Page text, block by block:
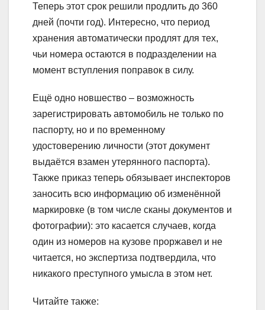
Теперь этот срок решили продлить до 360
дней (почти год). Интересно, что период
хранения автоматически продлят для тех,
чьи номера остаются в подразделении на
момент вступления поправок в силу.
Ещё одно новшество – возможность
зарегистрировать автомобиль не только по
паспорту, но и по временному
удостоверению личности (этот документ
выдаётся взамен утерянного паспорта).
Также приказ теперь обязывает инспекторов
заносить всю информацию об изменённой
маркировке (в том числе сканы документов и
фотографии): это касается случаев, когда
один из номеров на кузове проржавел и не
читается, но экспертиза подтвердила, что
никакого преступного умысла в этом нет.
Читайте также: